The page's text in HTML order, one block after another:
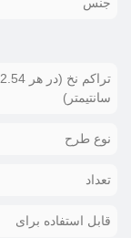
تراکم نخ (در هر 2.54
سانتیمتر)
نوع طرح
تعداد
قابل استفاده برای